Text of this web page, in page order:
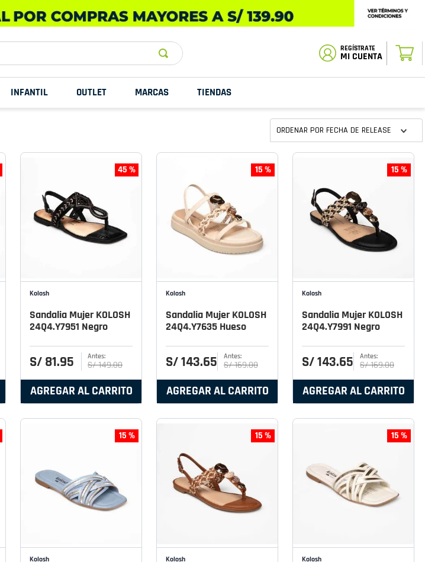
MI CUENTA
INFANTIL OUTLET MARCAS TIENDAS
ORDENAR POR FECHA DE RELEASE
45 %
Kolosh
Sandalia Mujer KOLOSH
24Q4.Y7951 Negro
S/ 81.95 S/149.00
AGREGAR AL CARRITO
15 %
Kolosh
Sandalia Mujer KOLOSH
24Q4.Y7635 Hueso
S/143.65 S/169.00
AGREGAR AL CARRITO
15 %
Kolosh
Sandalia Mujer KOLOSH
24Q4.Y7991 Negro
S/143.65 S/169.00
AGREGAR AL CARRITO
15 %
Kolosh
15 %
Kolosh
15 %
Kolosh